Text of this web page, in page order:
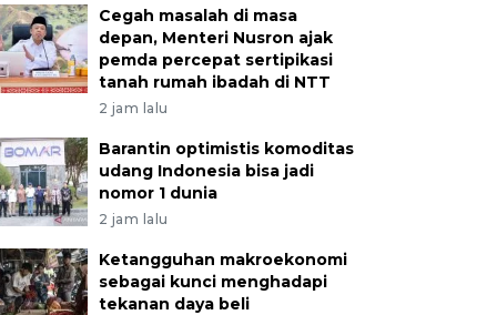
Cegah masalah di masa
depan, Menteri Nusron ajak
pemda percepat sertipikasi
tanah rumah ibadah di NTT
2 jam lalu
Barantin optimistis komoditas
udang Indonesia bisa jadi
nomor 1 dunia
2 jam lalu
Ketangguhan makroekonomi
sebagai kunci menghadapi
tekanan daya beli